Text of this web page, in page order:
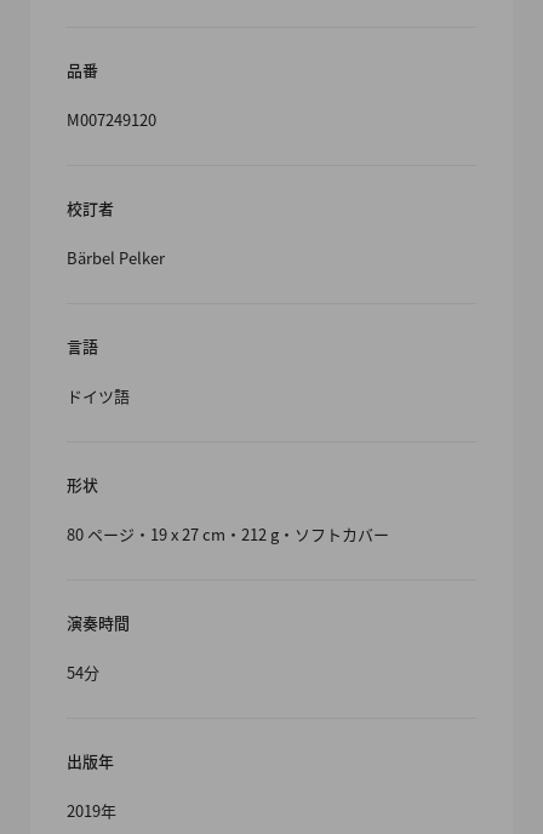
品番
M007249120
校訂者
Bärbel Pelker
言語
ドイツ語
形状
80 ページ・19 x 27 cm・212 g・ソフトカバー
演奏時間
54分
出版年
2019年